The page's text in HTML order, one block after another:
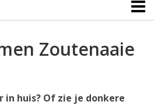
Zoutenaaie
in huis? Of zie je donkere